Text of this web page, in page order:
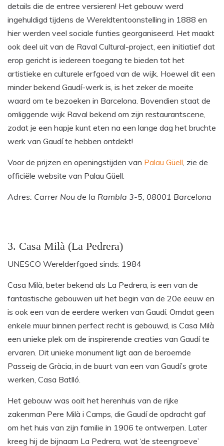
details die de entree versieren! Het gebouw werd
ingehuldigd tijdens de Wereldtentoonstelling in 1888 en
hier werden veel sociale funties georganiseerd. Het maakt
ook deel uit van de Raval Cultural-project, een initiatief dat
erop gericht is iedereen toegang te bieden tot het
artistieke en culturele erfgoed van de wijk. Hoewel dit een
minder bekend Gaudí-werk is, is het zeker de moeite
waard om te bezoeken in Barcelona. Bovendien staat de
omliggende wijk Raval bekend om zijn restaurantscene,
zodat je een hapje kunt eten na een lange dag het bruchte
werk van Gaudí te hebben ontdekt!
Voor de prijzen en openingstijden van Palau Güell, zie de
officiële website van Palau Güell.
Adres: Carrer Nou de la Rambla 3-5, 08001 Barcelona
3. Casa Milà (La Pedrera)
UNESCO Werelderfgoed sinds: 1984
Casa Milà, beter bekend als La Pedrera, is een van de
fantastische gebouwen uit het begin van de 20e eeuw en
is ook een van de eerdere werken van Gaudí. Omdat geen
enkele muur binnen perfect recht is gebouwd, is Casa Milà
een unieke plek om de inspirerende creaties van Gaudí te
ervaren. Dit unieke monument ligt aan de beroemde
Passeig de Gràcia, in de buurt van een van Gaudí’s grote
werken, Casa Batlló.
Het gebouw was ooit het herenhuis van de rijke
zakenman Pere Milà i Camps, die Gaudí de opdracht gaf
om het huis van zijn familie in 1906 te ontwerpen. Later
kreeg hij de bijnaam La Pedrera, wat ‘de steengroeve’